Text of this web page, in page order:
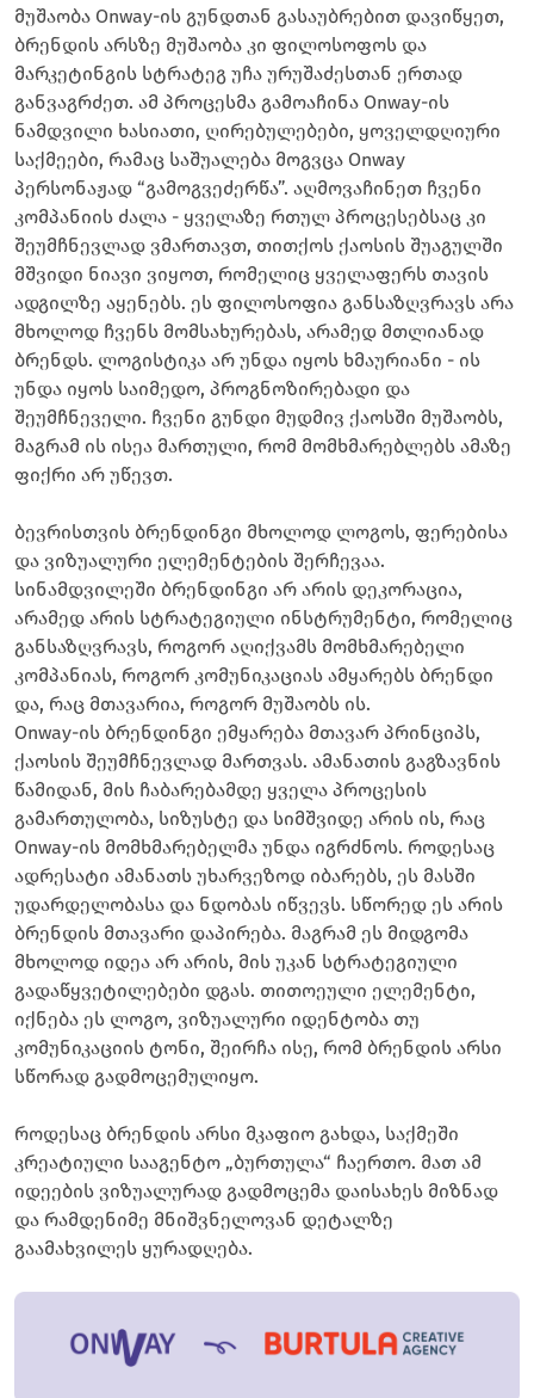
მუშაობა Onway-ის გუნდთან გასაუბრებით დავიწყეთ,
ბრენდის არსზე მუშაობა კი ფილოსოფოს და
მარკეტინგის სტრატეგ უჩა ურუშაძესთან ერთად
განვაგრძეთ. ამ პროცესმა გამოაჩინა Onway-ის
ნამდვილი ხასიათი, ღირებულებები, ყოველდღიური
საქმეები, რამაც საშუალება მოგვცა Onway
პერსონაჟად “გამოგვეძერწა”. აღმოვაჩინეთ ჩვენი
კომპანიის ძალა - ყველაზე რთულ პროცესებსაც კი
შეუმჩნევლად ვმართავთ, თითქოს ქაოსის შუაგულში
მშვიდი ნიავი ვიყოთ, რომელიც ყველაფერს თავის
ადგილზე აყენებს. ეს ფილოსოფია განსაზღვრავს არა
მხოლოდ ჩვენს მომსახურებას, არამედ მთლიანად
ბრენდს. ლოგისტიკა არ უნდა იყოს ხმაურიანი - ის
უნდა იყოს საიმედო, პროგნოზირებადი და
შეუმჩნეველი. ჩვენი გუნდი მუდმივ ქაოსში მუშაობს,
მაგრამ ის ისეა მართული, რომ მომხმარებლებს ამაზე
ფიქრი არ უწევთ.
ბევრისთვის ბრენდინგი მხოლოდ ლოგოს, ფერებისა
და ვიზუალური ელემენტების შერჩევაა.
სინამდვილეში ბრენდინგი არ არის დეკორაცია,
არამედ არის სტრატეგიული ინსტრუმენტი, რომელიც
განსაზღვრავს, როგორ აღიქვამს მომხმარებელი
კომპანიას, როგორ კომუნიკაციას ამყარებს ბრენდი
და, რაც მთავარია, როგორ მუშაობს ის.
Onway-ის ბრენდინგი ემყარება მთავარ პრინციპს,
ქაოსის შეუმჩნევლად მართვას. ამანათის გაგზავნის
წამიდან, მის ჩაბარებამდე ყველა პროცესის
გამართულობა, სიზუსტე და სიმშვიდე არის ის, რაც
Onway-ის მომხმარებელმა უნდა იგრძნოს. როდესაც
ადრესატი ამანათს უხარვეზოდ იბარებს, ეს მასში
უდარდელობასა და ნდობას იწვევს. სწორედ ეს არის
ბრენდის მთავარი დაპირება. მაგრამ ეს მიდგომა
მხოლოდ იდეა არ არის, მის უკან სტრატეგიული
გადაწყვეტილებები დგას. თითოეული ელემენტი,
იქნება ეს ლოგო, ვიზუალური იდენტობა თუ
კომუნიკაციის ტონი, შეირჩა ისე, რომ ბრენდის არსი
სწორად გადმოცემულიყო.
როდესაც ბრენდის არსი მკაფიო გახდა, საქმეში
კრეატიული სააგენტო „ბურთულა“ ჩაერთო. მათ ამ
იდეების ვიზუალურად გადმოცემა დაისახეს მიზნად
და რამდენიმე მნიშვნელოვან დეტალზე
გაამახვილეს ყურადღება.